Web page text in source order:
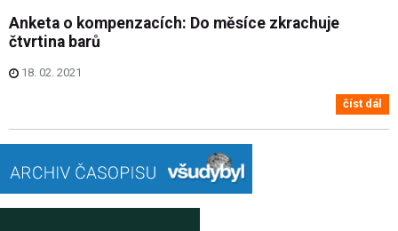
Anketa o kompenzacích: Do měsíce zkrachuje
čtvrtina barů
18. 02. 2021
číst dál